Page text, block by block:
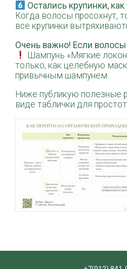
Остались крупинки, как
Когда волосы просохнут,
все крупинки
Очень важно! Если
Шампунь «Мягкие
только, как целебную
привычным шампунем.
Ниже публикую полезные
виде таблички для